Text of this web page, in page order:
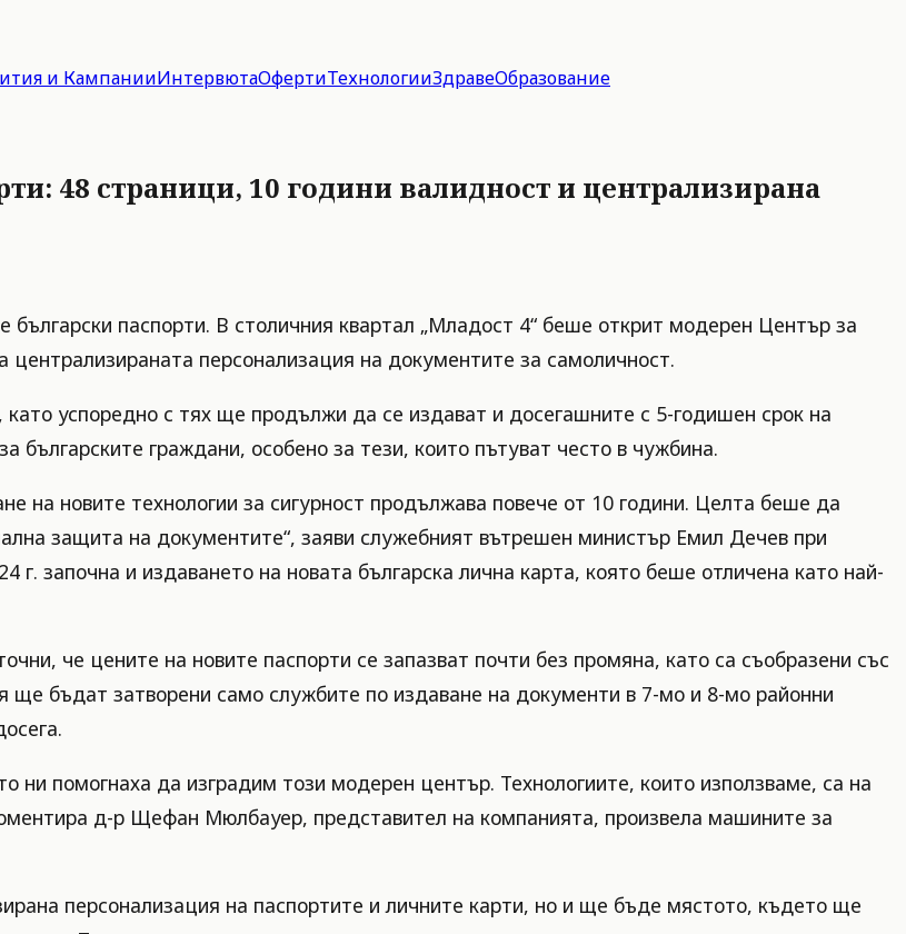
и КампанииИнтервютаОфертиТехнологииЗдравеОбразование
48 страници, 10 години валидност и централизирана
паспорти. В столичния квартал „Младост 4“ беше открит модерен Център за
персонализация на документите за самоличност.
успоредно с тях ще продължи да се издават и досегашните с 5-годишен срок на
българските граждани, особено за тези, които пътуват често в чужбина.
на новите технологии за сигурност продължава повече от 10 години. Целта беше да
защита на документите“, заяви служебният вътрешен министър Емил Дечев при
започна и издаването на новата българска лична карта, която беше отличена като най-
че цените на новите паспорти се запазват почти без промяна, като са съобразени със
бъдат затворени само службите по издаване на документи в 7-мо и 8-мо районни
ни помогнаха да изградим този модерен център. Технологиите, които използваме, са на
д-р Щефан Мюлбауер, представител на компанията, произвела машините за
персонализация на паспортите и личните карти, но и ще бъде мястото, където ще